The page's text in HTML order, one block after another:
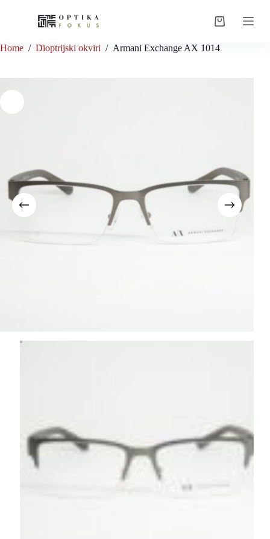
Shopping
Home / Dioptrijski okviri / Armani Exchange AX 1014